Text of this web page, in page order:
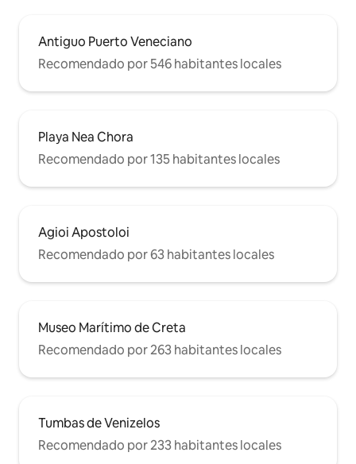
Antiguo Puerto Veneciano
Recomendado por 546 habitantes locales
Playa Nea Chora
Recomendado por 135 habitantes locales
Agioi Apostoloi
Recomendado por 63 habitantes locales
Museo Marítimo de Creta
Recomendado por 263 habitantes locales
Tumbas de Venizelos
Recomendado por 233 habitantes locales